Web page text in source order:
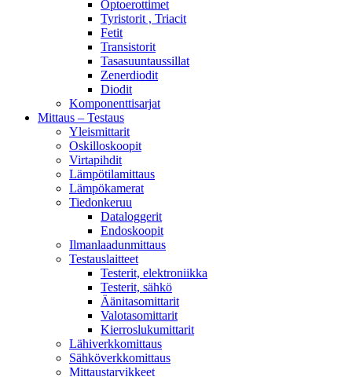
Optoerottimet
Tyristorit , Triacit
Fetit
Transistorit
Tasasuuntaussillat
Zenerdiodit
Diodit
Komponenttisarjat
Mittaus – Testaus
Yleismittarit
Oskilloskoopit
Virtapihdit
Lämpötilamittaus
Lämpökamerat
Tiedonkeruu
Dataloggerit
Endoskoopit
Ilmanlaadunmittaus
Testauslaitteet
Testerit, elektroniikka
Testerit, sähkö
Äänitasomittarit
Valotasomittarit
Kierroslukumittarit
Lähiverkkomittaus
Sähköverkkomittaus
Mittaustarvikkeet